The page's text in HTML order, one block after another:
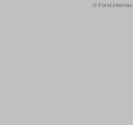
© ForoLinternas